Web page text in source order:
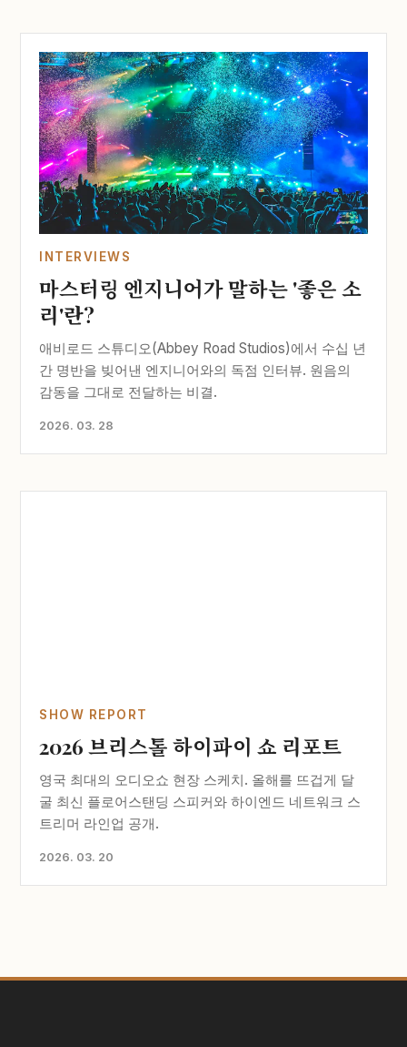
INTERVIEWS
마스터링 엔지니어가 말하는 '좋은 소
리'란?
애비로드 스튜디오(Abbey Road Studios)에서 수십 년
간 명반을 빚어낸 엔지니어와의 독점 인터뷰. 원음의
감동을 그대로 전달하는 비결.
2026. 03. 28
SHOW REPORT
2026 브리스톨 하이파이 쇼 리포트
영국 최대의 오디오쇼 현장 스케치. 올해를 뜨겁게 달
굴 최신 플로어스탠딩 스피커와 하이엔드 네트워크 스
트리머 라인업 공개.
2026. 03. 20